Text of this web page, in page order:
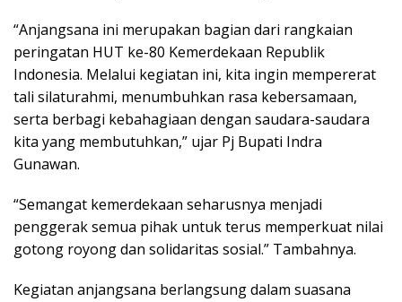
“Anjangsana ini merupakan bagian dari rangkaian
peringatan HUT ke-80 Kemerdekaan Republik
Indonesia. Melalui kegiatan ini, kita ingin mempererat
tali silaturahmi, menumbuhkan rasa kebersamaan,
serta berbagi kebahagiaan dengan saudara-saudara
kita yang membutuhkan,” ujar Pj Bupati Indra
Gunawan.
“Semangat kemerdekaan seharusnya menjadi
penggerak semua pihak untuk terus memperkuat nilai
gotong royong dan solidaritas sosial.” Tambahnya.
Kegiatan anjangsana berlangsung dalam suasana